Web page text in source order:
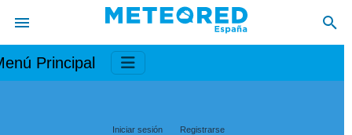
Principal
Iniciar sesión Registrarse